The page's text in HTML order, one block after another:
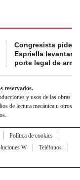
Congresista pide a
Espriella levantar
porte legal de
reservados.
y usos de las obras
de lectura mecánica u otros
Política de cookies
W
Teléfonos